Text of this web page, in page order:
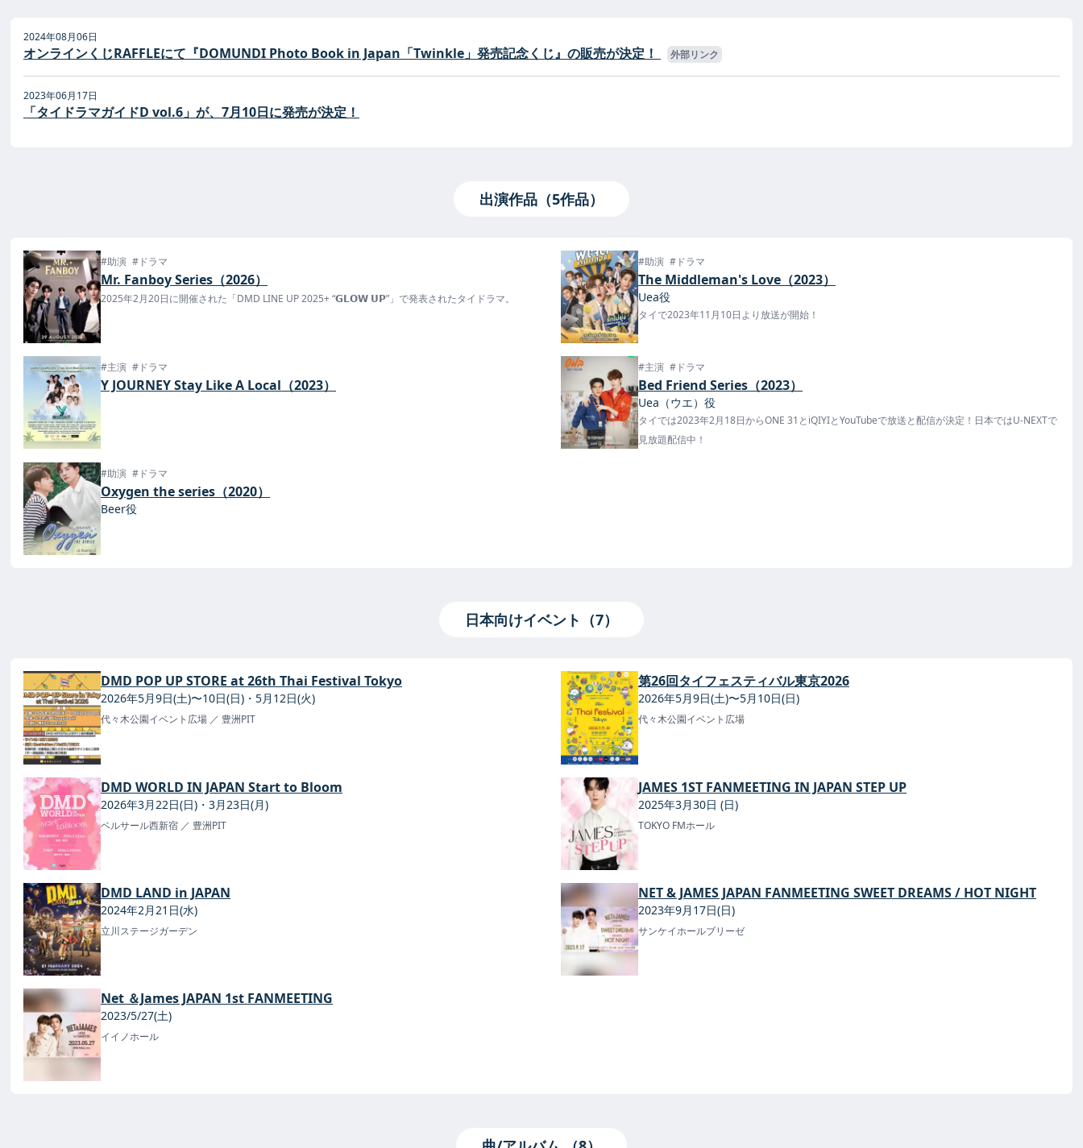
2024年08月06日
オンラインくじRAFFLEにて『DOMUNDI Photo Book in Japan「Twinkle」発売記念くじ』の販売が決定！ 外部リンク
2023年06月17日
「タイドラマガイドD vol.6」が、7月10日に発売が決定！
出演作品（5作品）
#助演 #ドラマ
Mr. Fanboy Series（2026）
2025年2月20日に開催された「DMD LINE UP 2025+ “𝗚𝗟𝗢𝗪 𝗨𝗣”」で発表されたタイドラマ。
#助演 #ドラマ
The Middleman's Love（2023）
Uea役
タイで2023年11月10日より放送が開始！
#主演 #ドラマ
Y JOURNEY Stay Like A Local（2023）
#主演 #ドラマ
Bed Friend Series（2023）
Uea（ウエ）役
タイでは2023年2月18日からONE 31とiQIYIとYouTubeで放送と配信が決定！日本ではU-NEXTで
見放題配信中！
#助演 #ドラマ
Oxygen the series（2020）
Beer役
日本向けイベント（7）
DMD POP UP STORE at 26th Thai Festival Tokyo
2026年5月9日(土)〜10日(日)・5月12日(火)
代々木公園イベント広場 ／ 豊洲PIT
第26回タイフェスティバル東京2026
2026年5月9日(土)〜5月10日(日)
代々木公園イベント広場
DMD WORLD IN JAPAN Start to Bloom
2026年3月22日(日)・3月23日(月)
ベルサール西新宿 ／ 豊洲PIT
JAMES 1ST FANMEETING IN JAPAN STEP UP
2025年3月30日 (日)
TOKYO FMホール
DMD LAND in JAPAN
2024年2月21日(水)
立川ステージガーデン
NET & JAMES JAPAN FANMEETING SWEET DREAMS / HOT NIGHT
2023年9月17日(日)
サンケイホールブリーゼ
Net ＆James JAPAN 1st FANMEETING
2023/5/27(土)
イイノホール